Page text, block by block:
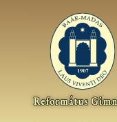
Baár–
Madas
Református
Gimnázium,
Általános